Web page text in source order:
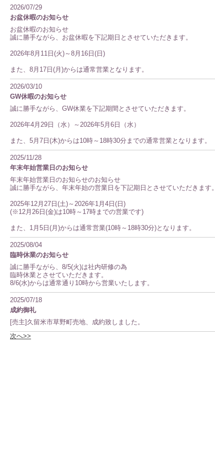
2026/07/29
お盆休暇のお知らせ
お盆休暇のお知らせ
誠に勝手ながら、お盆休暇を下記期日とさせていただきます。
2026年8月11日(火)～8月16日(日)
また、8月17日(月)からは通常営業となります。
2026/03/10
GW休暇のお知らせ
誠に勝手ながら、GW休業を下記期間とさせていただきます。
2026年4月29日（水）～2026年5月6日（水）
また、5月7日(木)からは10時～18時30分までの通常営業となります。
2025/11/28
年末年始営業日のお知らせ
年末年始営業日のお知らせのお知らせ
誠に勝手ながら、年末年始の営業日を下記期日とさせていただきます。
2025年12月27日(土)～2026年1月4日(日)
(※12月26日(金)は10時～17時までの営業です)
また、1月5日(月)からは通常営業(10時～18時30分)となります。
2025/08/04
臨時休業のお知らせ
誠に勝手ながら、8/5(火)は社内研修の為
臨時休業とさせていただきます。
8/6(水)からは通常通り10時から営業いたします。
2025/07/18
成約御礼
[売主]久留米市草野町売地、成約致しました。
次へ>>